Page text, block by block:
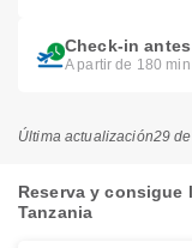
Check-in
A partir de 180
Última actualización29
Reserva y consigue
Tanzania